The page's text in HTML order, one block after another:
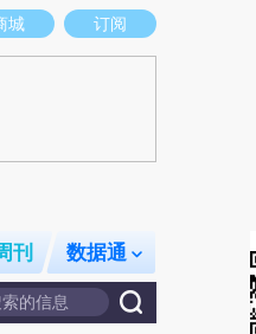
新观点和立场。推荐点击链接阅读原
城 订阅
刊 数据通